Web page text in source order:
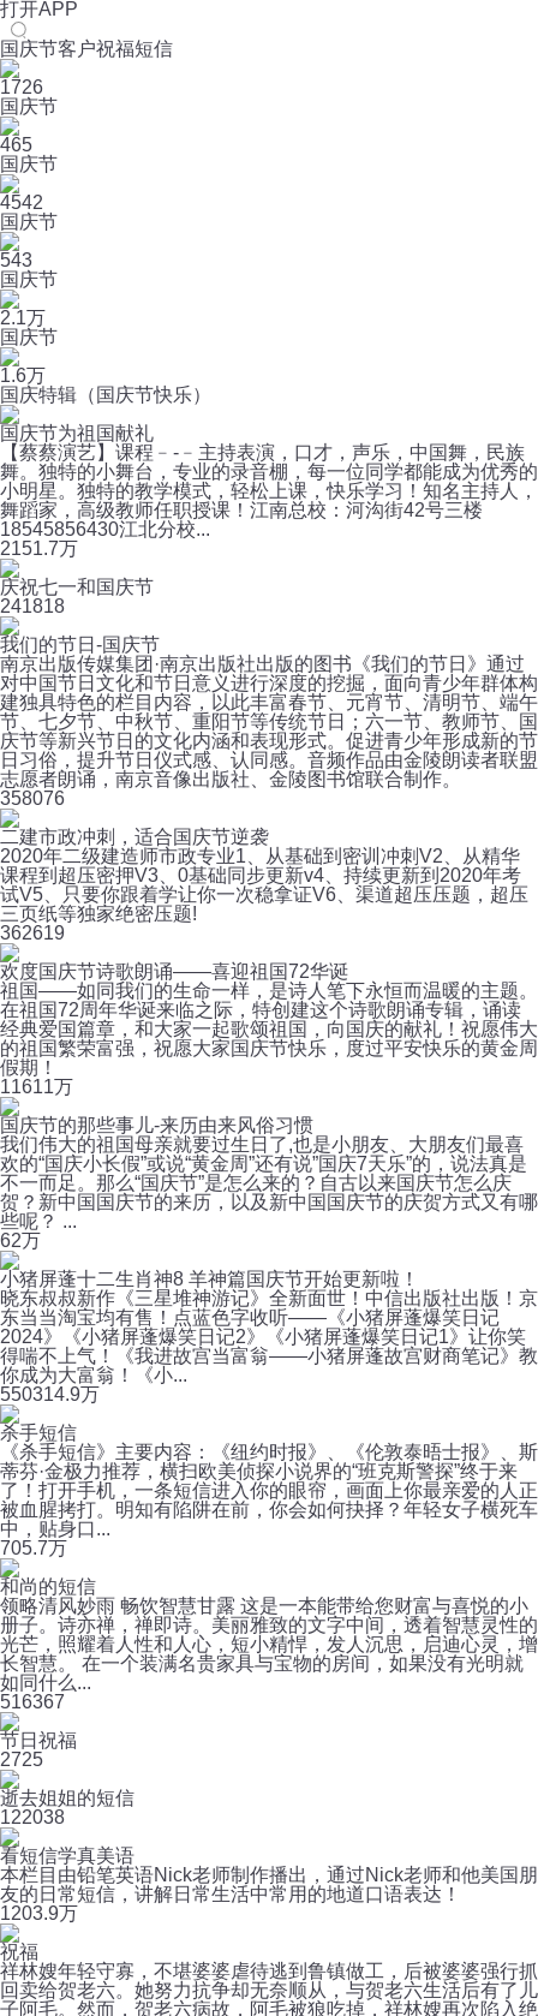
打开APP
国庆节客户祝福短信
1726
国庆节
465
国庆节
4542
国庆节
543
国庆节
2.1万
国庆节
1.6万
国庆特辑（国庆节快乐）
国庆节为祖国献礼
【蔡蔡演艺】课程﹣-﹣主持表演，口才，声乐，中国舞，民族
舞。独特的小舞台，专业的录音棚，每一位同学都能成为优秀的
小明星。独特的教学模式，轻松上课，快乐学习！知名主持人，
舞蹈家，高级教师任职授课！江南总校：河沟街42号三楼
18545856430江北分校...
2151.7万
庆祝七一和国庆节
241818
我们的节日-国庆节
南京出版传媒集团·南京出版社出版的图书《我们的节日》通过
对中国节日文化和节日意义进行深度的挖掘，面向青少年群体构
建独具特色的栏目内容，以此丰富春节、元宵节、清明节、端午
节、七夕节、中秋节、重阳节等传统节日；六一节、教师节、国
庆节等新兴节日的文化内涵和表现形式。促进青少年形成新的节
日习俗，提升节日仪式感、认同感。音频作品由金陵朗读者联盟
志愿者朗诵，南京音像出版社、金陵图书馆联合制作。
358076
二建市政冲刺，适合国庆节逆袭
2020年二级建造师市政专业1、从基础到密训冲刺V2、从精华
课程到超压密押V3、0基础同步更新v4、持续更新到2020年考
试V5、只要你跟着学让你一次稳拿证V6、渠道超压压题，超压
三页纸等独家绝密压题!
362619
欢度国庆节诗歌朗诵——喜迎祖国72华诞
祖国——如同我们的生命一样，是诗人笔下永恒而温暖的主题。
在祖国72周年华诞来临之际，特创建这个诗歌朗诵专辑，诵读
经典爱国篇章，和大家一起歌颂祖国，向国庆的献礼！祝愿伟大
的祖国繁荣富强，祝愿大家国庆节快乐，度过平安快乐的黄金周
假期！
11611万
国庆节的那些事儿-来历由来风俗习惯
我们伟大的祖国母亲就要过生日了,也是小朋友、大朋友们最喜
欢的“国庆小长假”或说“黄金周”还有说”国庆7天乐”的，说法真是
不一而足。那么“国庆节”是怎么来的？自古以来国庆节怎么庆
贺？新中国国庆节的来历，以及新中国国庆节的庆贺方式又有哪
些呢？ ...
62万
小猪屏蓬十二生肖神8 羊神篇国庆节开始更新啦！
晓东叔叔新作《三星堆神游记》全新面世！中信出版社出版！京
东当当淘宝均有售！点蓝色字收听——《小猪屏蓬爆笑日记
2024》《小猪屏蓬爆笑日记2》《小猪屏蓬爆笑日记1》让你笑
得喘不上气！《我进故宫当富翁——小猪屏蓬故宫财商笔记》教
你成为大富翁！《小...
550314.9万
杀手短信
《杀手短信》主要内容：《纽约时报》、《伦敦泰晤士报》、斯
蒂芬·金极力推荐，横扫欧美侦探小说界的“班克斯警探”终于来
了！打开手机，一条短信进入你的眼帘，画面上你最亲爱的人正
被血腥拷打。明知有陷阱在前，你会如何抉择？年轻女子横死车
中，贴身口...
705.7万
和尚的短信
领略清风妙雨 畅饮智慧甘露 这是一本能带给您财富与喜悦的小
册子。诗亦禅，禅即诗。美丽雅致的文字中间，透着智慧灵性的
光芒，照耀着人性和人心，短小精悍，发人沉思，启迪心灵，增
长智慧。 在一个装满名贵家具与宝物的房间，如果没有光明就
如同什么...
516367
节日祝福
2725
逝去姐姐的短信
122038
看短信学真美语
本栏目由铅笔英语Nick老师制作播出，通过Nick老师和他美国朋
友的日常短信，讲解日常生活中常用的地道口语表达！
1203.9万
祝福
祥林嫂年轻守寡，不堪婆婆虐待逃到鲁镇做工，后被婆婆强行抓
回卖给贺老六。她努力抗争却无奈顺从，与贺老六生活后有了儿
子阿毛。然而，贺老六病故，阿毛被狼吃掉，祥林嫂再次陷入绝